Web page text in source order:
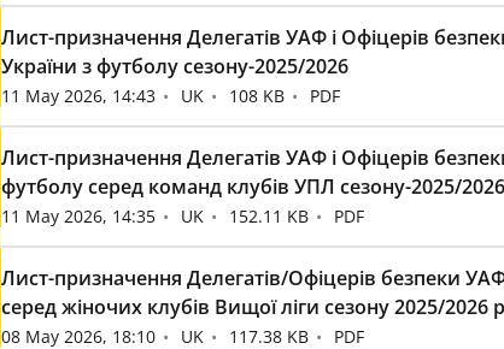
Лист-призначення Делегатів УАФ і Офіцерів
України з футболу сезону-2025/2026
11 May 2026, 14:43 UK 108 KB PDF
Лист-призначення Делегатів УАФ і Офіцерів
футболу серед команд клубів УПЛ сезону-2025/
11 May 2026, 14:35 UK 152.11 KB PDF
Лист-призначення Делегатів/Офіцерів безпеки
серед жіночих клубів Вищої ліги сезону 2025/2026
08 May 2026, 18:10 UK 117.38 KB PDF